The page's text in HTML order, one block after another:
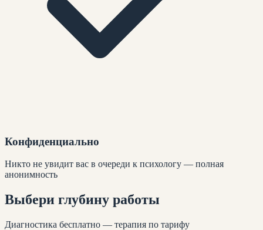
Конфиденциально
Никто не увидит вас в очереди к психологу — полная
анонимность
Выбери глубину работы
Диагностика бесплатно — терапия по тарифу